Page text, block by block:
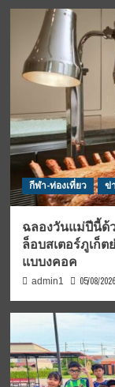
กีฬา-ท่องเที่ยว ข่
ฉลองวันแม่ปีนี้ด้
ล็อบสเตอร์ภูเก็ต
แบบงคอค
admin1 05/08/2026